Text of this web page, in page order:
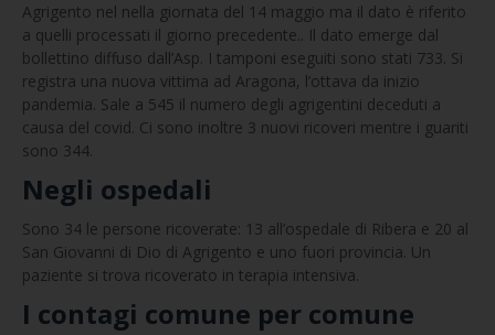
Agrigento nel nella giornata del 14 maggio ma il dato è riferito
a quelli processati il giorno precedente.. Il dato emerge dal
bollettino diffuso dall’Asp. I tamponi eseguiti sono stati 733. Si
registra una nuova vittima ad Aragona, l’ottava da inizio
pandemia. Sale a 545 il numero degli agrigentini deceduti a
causa del covid. Ci sono inoltre 3 nuovi ricoveri mentre i guariti
sono 344.
Negli ospedali
Sono 34 le persone ricoverate: 13 all’ospedale di Ribera e 20 al
San Giovanni di Dio di Agrigento e uno fuori provincia. Un
paziente si trova ricoverato in terapia intensiva.
I contagi comune per comune